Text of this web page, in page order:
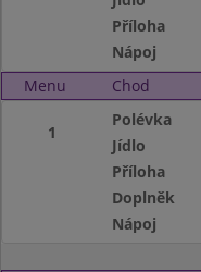
Příloha
Nápoj
Menu
Chod
1
Polévka
Jídlo
Příloha
Doplněk
Nápoj